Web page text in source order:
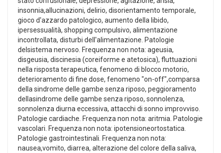
insonnia,allucinazioni, delirio, disorientamento temporale,
gioco d'azzardo patologico, aumento della libido,
ipersessualità, shopping compulsivo, alimentazione
incontrollata, disturbi dell'alimentazione. Patologie
delsistema nervoso. Frequenza non nota: ageusia,
disgeusia, discinesia (coreiforme e atetosica), fluttuazioni
nella risposta terapeutica, fenomeno di blocco motorio,
deterioramento di fine dose, fenomeno "on-off",comparsa
della sindrome delle gambe senza riposo, peggioramento
dellasindrome delle gambe senza riposo, sonnolenza,
sonnolenza diurna eccessiva, attacchi di sonno improvviso.
Patologie cardiache. Frequenza non nota: aritmia. Patologie
vascolari. Frequenza non nota: ipotensioneortostatica.
Patologie gastrointestinali. Frequenza non nota:
nausea,vomito, diarrea, alterazione del colore della saliva,